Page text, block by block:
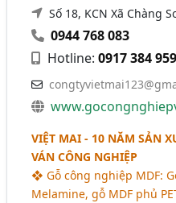
Số 18, KCN Xã Chàng
0944 768 083
Hotline:0917 384 959
VIỆT MAI - 10 NĂM SẢN
VÁN CÔNG NGHIỆP
❖ Gỗ công nghiệp MDF:
Melamine, gỗ MDF phủ